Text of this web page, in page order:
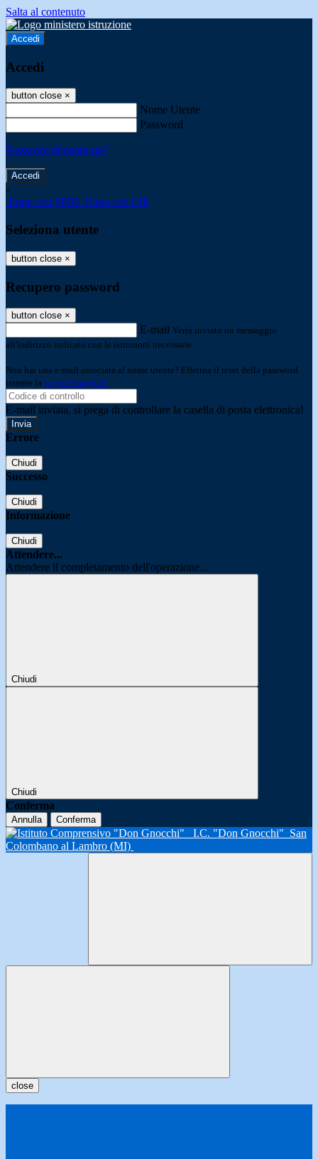
Salta al contenuto
Accedi
Accedi
button close ×
Nome Utente
Password
Password dimenticata?
-
Entra con SPID Entra con CIE
Seleziona utente
button close ×
Recupero password
button close ×
E-mail Verrà inviato un messaggio
all'indirizzo indicato con le istruzioni necessarie.
Non hai una e-mail associata al nome utente? Effettua il reset della password
tramite la Login Spaggiari
E-mail inviata, si prega di controllare la casella di posta elettronica!
Errore
Chiudi
Successo
Chiudi
Informazione
Chiudi
Attendere...
Attendere il completamento dell'operazione...
Chiudi
Chiudi
Conferma
Annulla Conferma
I.C. "Don Gnocchi" San
Colombano al Lambro (MI)
close